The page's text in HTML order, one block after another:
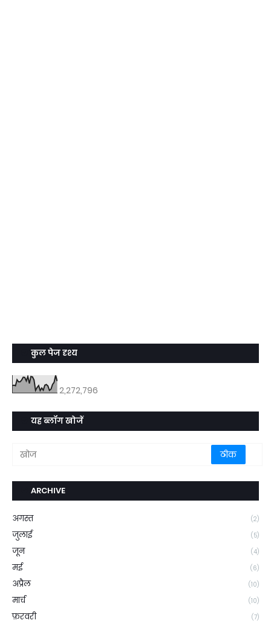
कुल पेज दृश्य
2,272,796
यह ब्लॉग खोजें
ARCHIVE
अगस्त (2)
जुलाई (5)
जून (4)
मई (6)
अप्रैल (10)
मार्च (10)
फ़रवरी (7)